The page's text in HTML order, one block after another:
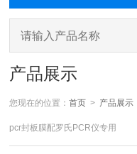
产品展示
您现在的位置：首页 > 产品展示
pcr封板膜配罗氏PCR仪专用